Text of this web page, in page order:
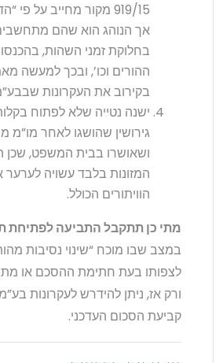
919/15 מקור מחייב על פי
אך הנוהג הוא שהם
בחלוקת זמני השהות,
ההורים וכו’, ובכך למעשה
בקירוב את העקרונות שבבע”מ 919/
ישנה נטייה שלא לפתוח
גירושין שהושגו לאחר מו”מ
ושאושרו בבית המשפט,
המזונות בלבד עשויה לערער
הוויתורים הכולל.
מתי כן תתקבל התביעה לפתיחת
במצב שבו מוכח “שינוי נסיבות
לצפותו בעת חתימת ההסכם או
קביעת הסכום העדכני.